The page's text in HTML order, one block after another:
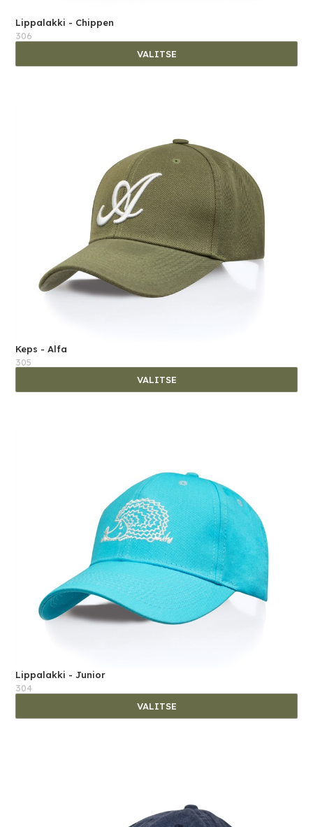
Lippalakki - Chippen
306
VALITSE
Keps - Alfa
305
VALITSE
Lippalakki - Junior
304
VALITSE